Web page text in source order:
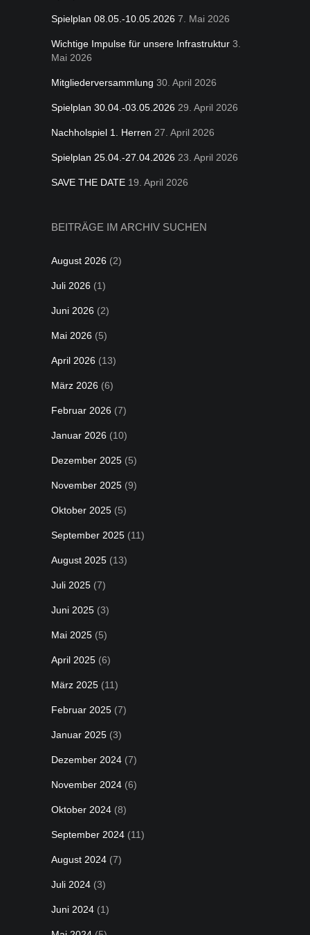
Spielplan 08.05.-10.05.2026 7. Mai 2026
Wichtige Impulse für unsere Infrastruktur 3.
Mai 2026
Mitgliederversammlung 30. April 2026
Spielplan 30.04.-03.05.2026 29. April 2026
Nachholspiel 1. Herren 27. April 2026
Spielplan 25.04.-27.04.2026 23. April 2026
SAVE THE DATE 19. April 2026
BEITRÄGE IM ARCHIV SUCHEN
August 2026 (2)
Juli 2026 (1)
Juni 2026 (2)
Mai 2026 (5)
April 2026 (13)
März 2026 (6)
Februar 2026 (7)
Januar 2026 (10)
Dezember 2025 (5)
November 2025 (9)
Oktober 2025 (5)
September 2025 (11)
August 2025 (13)
Juli 2025 (7)
Juni 2025 (3)
Mai 2025 (5)
April 2025 (6)
März 2025 (11)
Februar 2025 (7)
Januar 2025 (3)
Dezember 2024 (7)
November 2024 (6)
Oktober 2024 (8)
September 2024 (11)
August 2024 (7)
Juli 2024 (3)
Juni 2024 (1)